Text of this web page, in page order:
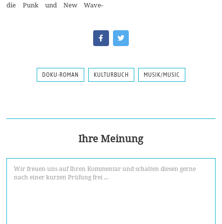
die Punk und New Wave-
DOKU-ROMAN KULTURBUCH MUSIK/MUSIC
Ihre Meinung